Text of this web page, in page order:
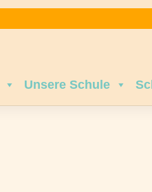
Unsere Schule